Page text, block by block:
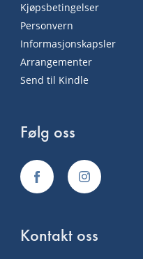
Kjøpsbetingelser
Personvern
Informasjonskapsler
Arrangementer
Send til Kindle
Følg oss
Kontakt oss